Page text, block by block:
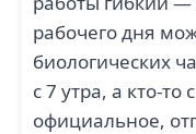
рабочего дня
биологических
с 7 утра, а кто-
официальное,